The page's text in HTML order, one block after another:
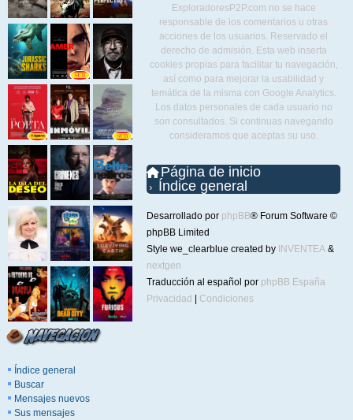
Índice general
Buscar
Mensajes nuevos
Sus mensajes
ExploradoresP2P.com no se hace
responsable de los comentarios u otras
acciones de los usuarios. Reservado el
derecho de admisión. Esta web inserta
cookies propias para facilitar tu navegación,
así como para mejorar la usabilidad y
temática de la misma con Google Analytics.
Los datos personales de cada usuario no
son consultados. Si continuas navegando
consideramos que aceptas su uso.
Página de inicio
Índice general
Desarrollado por phpBB® Forum Software ©
phpBB Limited
Style we_clearblue created by INVENTEA &
nextgen
Traducción al español por phpBB España
Privacidad
Condiciones